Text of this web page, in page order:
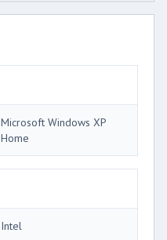
Microsoft Windows XP
Home
Intel